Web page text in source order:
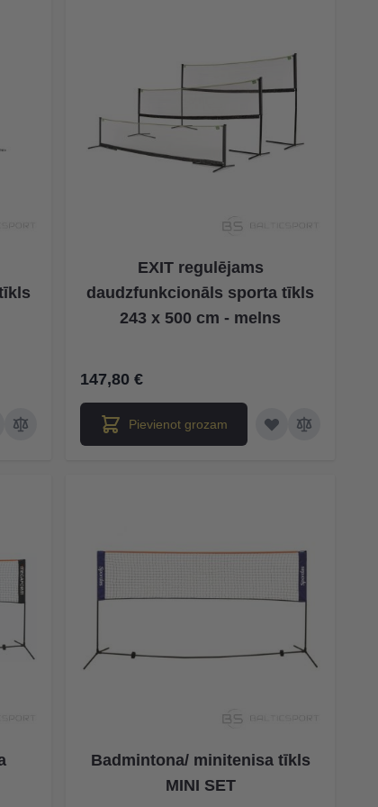
EXIT regulējams
daudzfunkcionāls sporta tīkls
243 x 500 cm - melns
147,80 €
Pievienot grozam
Badmintona/ minitenisa tīkls
MINI SET